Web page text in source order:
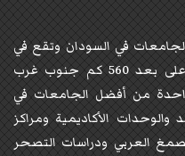
في السودان وتقع في
مدينة الأبيض بولاية شمال كردفان على بعد 560 كم جنوب غرب
عام 1990 وهي واحدة من أفضل الجامعات في
الأكاديمية ومراكز
العربي ودراسات التصحر